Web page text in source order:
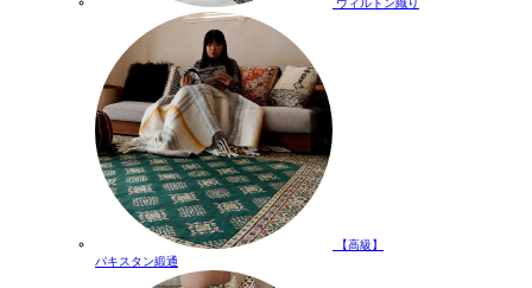
ウィルトン織り
【高級】
パキスタン緞通